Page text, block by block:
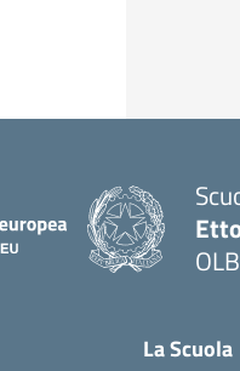
La Scuola